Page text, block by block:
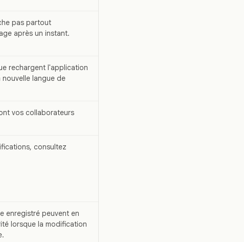
pas partout
après un instant.
rechargent l'application
langue de
vos collaborateurs
consultez
enregistré peuvent en
lorsque la modification